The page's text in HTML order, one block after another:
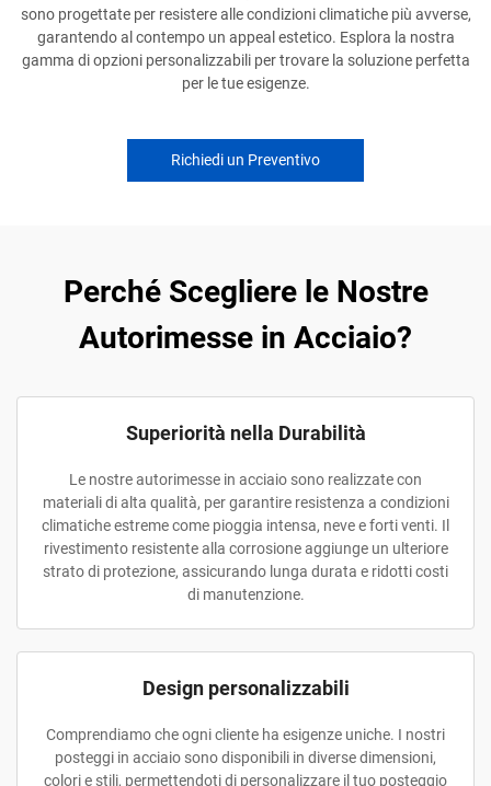
sono progettate per resistere alle condizioni climatiche più avverse,
garantendo al contempo un appeal estetico. Esplora la nostra
gamma di opzioni personalizzabili per trovare la soluzione perfetta
per le tue esigenze.
Richiedi un Preventivo
Perché Scegliere le Nostre
Autorimesse in Acciaio?
Superiorità nella Durabilità
Le nostre autorimesse in acciaio sono realizzate con
materiali di alta qualità, per garantire resistenza a condizioni
climatiche estreme come pioggia intensa, neve e forti venti. Il
rivestimento resistente alla corrosione aggiunge un ulteriore
strato di protezione, assicurando lunga durata e ridotti costi
di manutenzione.
Design personalizzabili
Comprendiamo che ogni cliente ha esigenze uniche. I nostri
posteggi in acciaio sono disponibili in diverse dimensioni,
colori e stili, permettendoti di personalizzare il tuo posteggio